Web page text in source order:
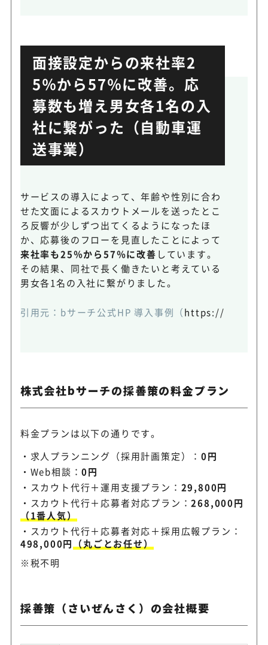
面接設定からの来社率2
5％から57％に改善。応
募数も増え男女各1名の入
社に繋がった（自動車運
送事業）
サービスの導入によって、年齢や性別に合わ
せた文面によるスカウトメールを送ったとこ
ろ反響が少しずつ出てくるようになったほ
か、応募後のフローを見直したことによって
来社率も25％から57％に改善 しています。
その結果、同社で長く働きたいと考えている
男女各1名の入社に繋がりました。
引用元： bサーチ公式HP 導入事例 （https://
株式会社bサーチの採善策の料金プラン
料金プランは以下の通りです。
求人プランニング（採用計画策定）：0円
Web相談：0円
スカウト代行＋運用支援プラン： 29,800円
スカウト代行＋応募者対応プラン：268,000円
（1番人気）
スカウト代行＋応募者対応＋採用広報プラン：
498,000円（丸ごとお任せ）
※税不明
採善策（さいぜんさく）の会社概要